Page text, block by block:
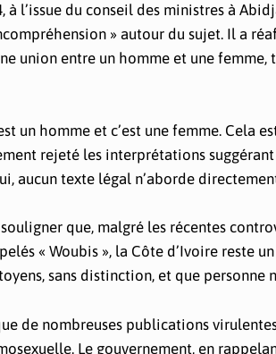
à l’issue du conseil des ministres à
» autour du sujet. Il a
union entre un homme et une
un homme et c’est une femme.
rejeté les interprétations
aucun texte légal n’aborde
que, malgré les récentes
« Woubis », la Côte d’Ivoire reste
sans distinction, et que personne
de nombreuses publications
Le gouvernement, en